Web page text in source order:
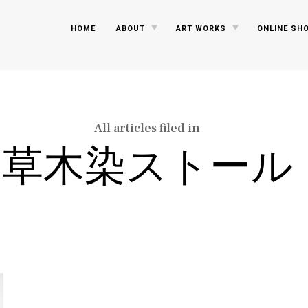
HOME ABOUT TOGGLE
CHILD
ART WORKS TOGGLE
CHILD
ONLINE
All articles filed in
草木染ストール